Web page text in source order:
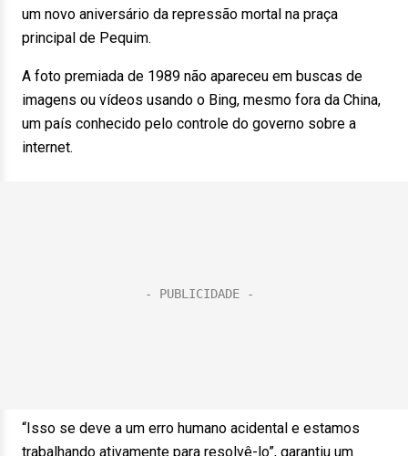
um novo aniversário da repressão mortal na praça
principal de Pequim.
A foto premiada de 1989 não apareceu em buscas de
imagens ou vídeos usando o Bing, mesmo fora da China,
um país conhecido pelo controle do governo sobre a
internet.
“Isso se deve a um erro humano acidental e estamos
trabalhando ativamente para resolvê-lo”, garantiu um